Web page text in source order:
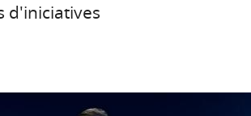
d'iniciatives